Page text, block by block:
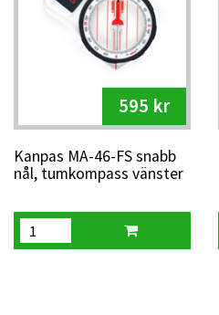
595 kr
Kanpas MA-46-FS snabb
nål, tumkompass vänster